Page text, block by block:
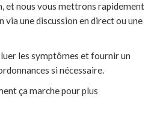
et nous vous mettrons rapidement
via une discussion en direct ou une
les symptômes et fournir un
si nécessaire.
ça marche pour plus